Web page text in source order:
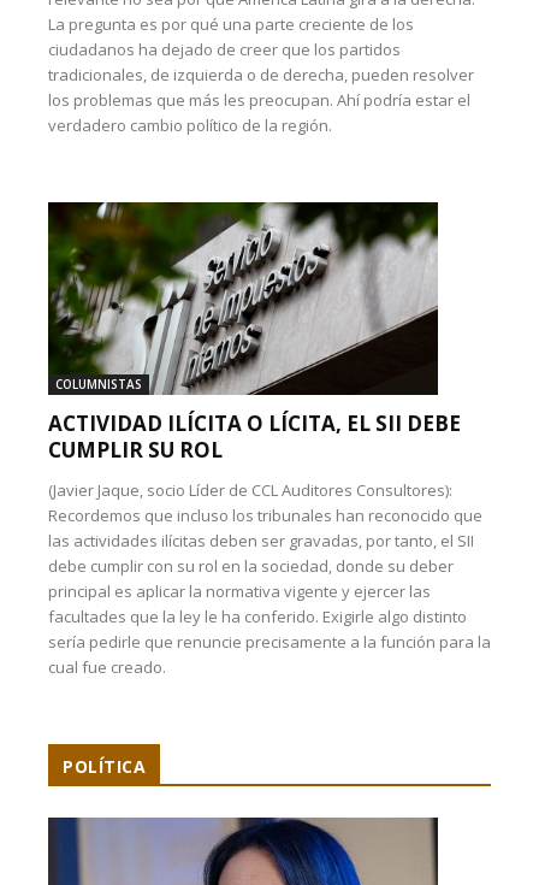
La pregunta es por qué una parte creciente de los
ciudadanos ha dejado de creer que los partidos
tradicionales, de izquierda o de derecha, pueden resolver
los problemas que más les preocupan. Ahí podría estar el
verdadero cambio político de la región.
COLUMNISTAS
ACTIVIDAD ILÍCITA O LÍCITA, EL SII DEBE
CUMPLIR SU ROL
(Javier Jaque, socio Líder de CCL Auditores Consultores):
Recordemos que incluso los tribunales han reconocido que
las actividades ilícitas deben ser gravadas, por tanto, el SII
debe cumplir con su rol en la sociedad, donde su deber
principal es aplicar la normativa vigente y ejercer las
facultades que la ley le ha conferido. Exigirle algo distinto
sería pedirle que renuncie precisamente a la función para la
cual fue creado.
POLÍTICA